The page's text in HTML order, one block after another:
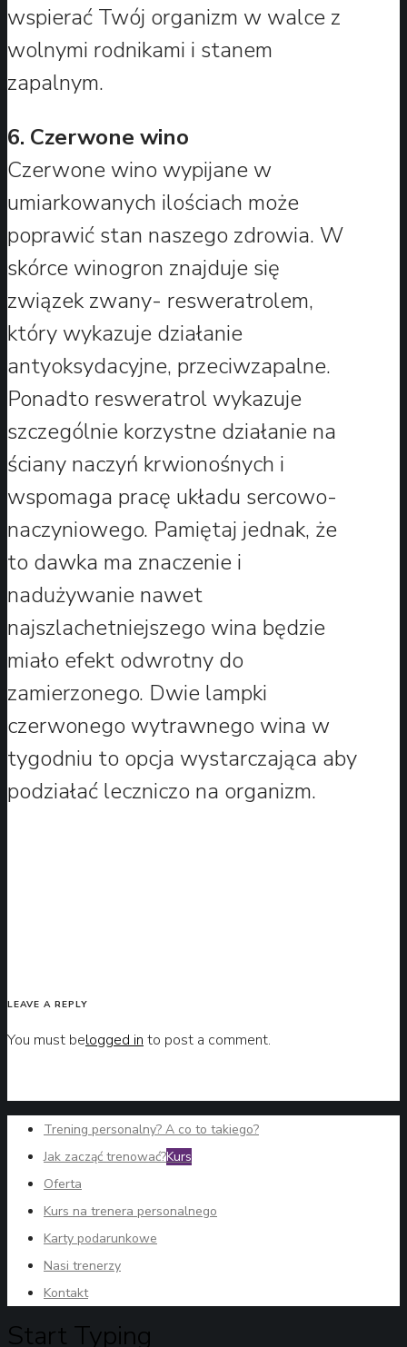
wspierać Twój organizm w walce z
wolnymi rodnikami i stanem
zapalnym.
6. Czerwone wino
Czerwone wino wypijane w
umiarkowanych ilościach może
poprawić stan naszego zdrowia. W
skórce winogron znajduje się
związek zwany- resweratrolem,
który wykazuje działanie
antyoksydacyjne, przeciwzapalne.
Ponadto resweratrol wykazuje
szczególnie korzystne działanie na
ściany naczyń krwionośnych i
wspomaga pracę układu sercowo-
naczyniowego. Pamiętaj jednak, że
to dawka ma znaczenie i
nadużywanie nawet
najszlachetniejszego wina będzie
miało efekt odwrotny do
zamierzonego. Dwie lampki
czerwonego wytrawnego wina w
tygodniu to opcja wystarczająca aby
podziałać leczniczo na organizm.
LEAVE A REPLY
You must belogged in to post a comment.
Trening personalny? A co to takiego?
Jak zacząć trenować?Kurs
Oferta
Kurs na trenera personalnego
Karty podarunkowe
Nasi trenerzy
Kontakt
Start Typing